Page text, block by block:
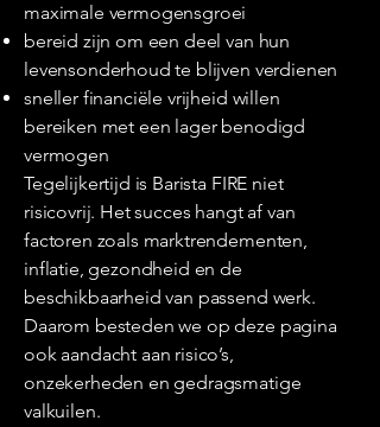
maximale vermogensgroei
bereid zijn om een deel van hun
levensonderhoud te blijven verdienen
sneller financiële vrijheid willen
bereiken met een lager benodigd
vermogen
Tegelijkertijd is Barista FIRE niet
risicovrij. Het succes hangt af van
factoren zoals marktrendementen,
inflatie, gezondheid en de
beschikbaarheid van passend werk.
Daarom besteden we op deze pagina
ook aandacht aan risico’s,
onzekerheden en gedragsmatige
valkuilen.